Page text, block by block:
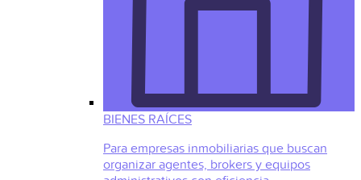
BIENES RAÍCES
Para empresas inmobiliarias que buscan
organizar agentes, brokers y equipos